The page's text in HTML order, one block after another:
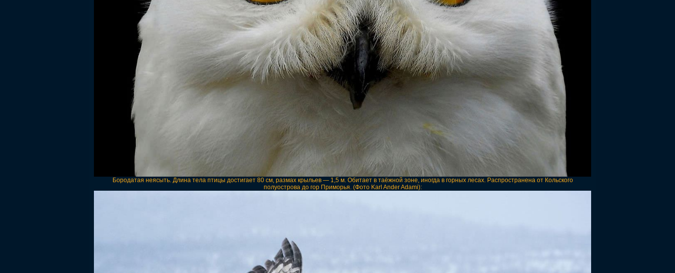
Бородатая неясыть. Длина тела птицы достигает 80 см, размах крыльев — 1,5 м. Обитает в таёжной зоне, иногда в горных лесах. Распространена от Кольского
полуострова до гор Приморья. (Фото Karl Ander Adami):